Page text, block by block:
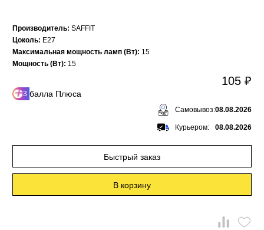
Производитель: SAFFIT
Цоколь: E27
Максимальная мощность ламп (Вт): 15
Мощность (Вт): 15
3 балла Плюса
105 ₽
Самовывоз:08.08.2026
Курьером: 08.08.2026
Быстрый заказ
В корзину